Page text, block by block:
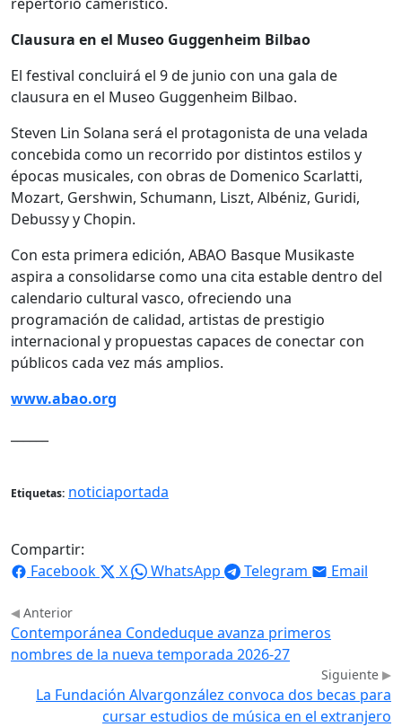
Clausura en el Museo Guggenheim Bilbao
El festival concluirá el 9 de junio con una gala de
clausura en el Museo Guggenheim Bilbao.
Steven Lin Solana será el protagonista de una velada
concebida como un recorrido por distintos estilos y
épocas musicales, con obras de Domenico Scarlatti,
Mozart, Gershwin, Schumann, Liszt, Albéniz, Guridi,
Debussy y Chopin.
Con esta primera edición, ABAO Basque Musikaste
aspira a consolidarse como una cita estable dentro del
calendario cultural vasco, ofreciendo una
programación de calidad, artistas de prestigio
internacional y propuestas capaces de conectar con
públicos cada vez más amplios.
www.abao.org
Etiquetas: noticiaportada
Compartir:
Facebook
X WhatsApp Telegram Email
Anterior
Contemporánea Condeduque avanza primeros
nombres de la nueva temporada 2026-27
Siguiente
La Fundación Alvargonzález convoca dos becas para
cursar estudios de música en el extranjero